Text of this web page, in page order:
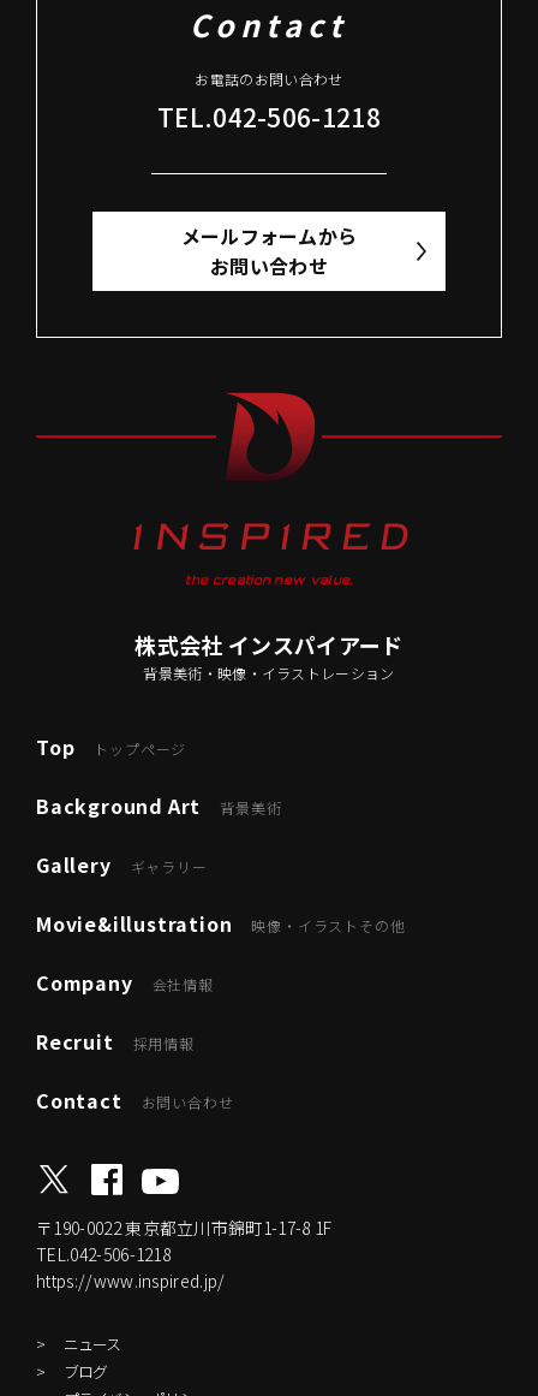
Contact
お電話のお問い合わせ
TEL.042-506-1218
メールフォームから
お問い合わせ
the creation new value.
株式会社 インスパイアード
背景美術・映像・イラストレーション
Top トップページ
Background Art 背景美術
Gallery ギャラリー
Movie&illustration 映像・イラストその他
Company 会社情報
Recruit 採用情報
Contact お問い合わせ
〒190-0022東京都立川市錦町1-17-8 1F
TEL.042-506-1218
https://www.inspired.jp/
ニュース
ブログ